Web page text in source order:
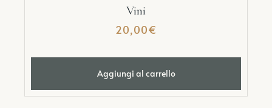
Vini
20,00€
Aggiungi al carrello